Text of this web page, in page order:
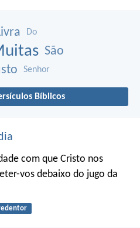
Do
São
Senhor
Bíblicos
com que Cristo nos
vos debaixo do jugo da